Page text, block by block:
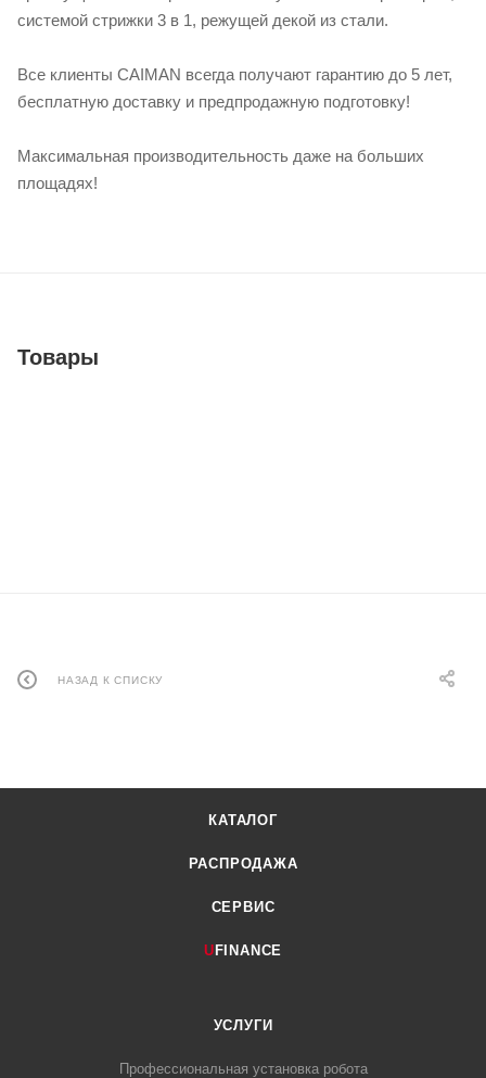
системой стрижки 3 в 1, режущей декой из стали.
Все клиенты CAIMAN всегда получают гарантию до 5 лет,
бесплатную доставку и предпродажную подготовку!
Максимальная производительность даже на больших
площадях!
Товары
НАЗАД К СПИСКУ
КАТАЛОГ
РАСПРОДАЖА
СЕРВИС
U FINANCE
УСЛУГИ
Профессиональная установка робота